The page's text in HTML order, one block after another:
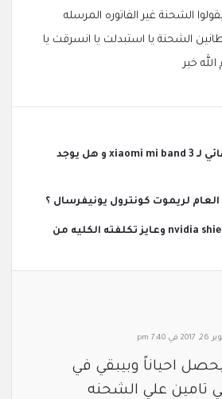
الشحنة غير الفاتوره المرسله
الشحنة يا استبدلت يا انسرقت يا
خير
معرفة السعر النهائي لـ xiaomi mi band 3 و هل يوجد
لريموت كونترول يونيفرسال ؟
كنت عايز اشتري nvidia shield وعايز تكلفته الكليه من
احياناً وبيبقي في
تامين علي الشحنه